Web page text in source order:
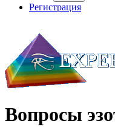
Регистрация
Вопросы